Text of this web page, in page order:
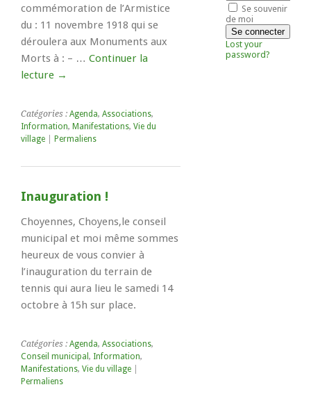
commémoration de l’Armistice
du : 11 novembre 1918 qui se
déroulera aux Monuments aux
Morts à : – … Continuer la
lecture →
Catégories : Agenda, Associations,
Information, Manifestations, Vie du
village
Permaliens
Inauguration !
Choyennes, Choyens,le conseil
municipal et moi même sommes
heureux de vous convier à
l’inauguration du terrain de
tennis qui aura lieu le samedi 14
octobre à 15h sur place.
Catégories : Agenda, Associations,
Conseil municipal , Information,
Manifestations, Vie du village
Permaliens
Se souvenir
de moi
Lost your
password?